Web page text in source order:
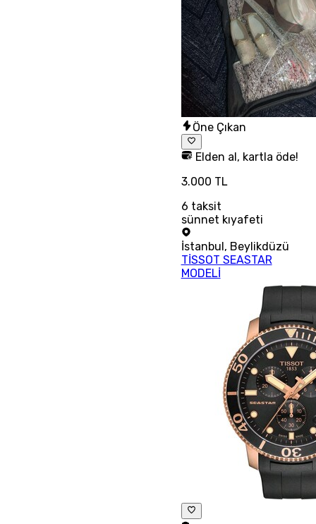
Öne Çıkan
Elden al, kartla öde!
3.000 TL
6 taksit
sünnet kıyafeti
İstanbul , Beylikdüzü
TİSSOT SEASTAR
MODELİ